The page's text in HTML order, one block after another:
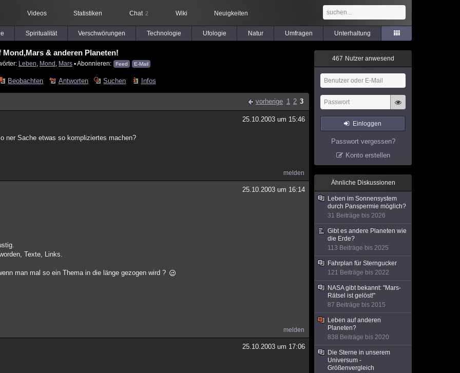
Videos Statistiken Chat 2 Wiki Neuigkeiten
Spiritualität Verschwörungen Technologie Ufologie Natur Umfragen Unterhaltung
Mond,Mars & anderen Planeten!
Leben Mond Mars ▪ Abonnieren: Feed E-Mail
Beobachten Antworten Suchen Infos
vorherige 1 2 3
25.10.2003 um 15:46
ner Sache etwas so kompliziertes machen?
melden
25.10.2003 um 16:14
Texte, Links.
man mal so ein Thema in die länge gezogen wird ?
melden
25.10.2003 um 17:06
467 Nutzer anwesend
Einloggen
Passwort vergessen?
Konto erstellen
Ähnliche Diskussionen
Leben im Sonnensystem
durch Panspermie möglich?
31 Beiträge bis 2026
Gibt es andere Planeten wie
die Erde?
113 Beiträge bis 2025
Fahrplan für Sterngucker
121 Beiträge bis 2022
NASA gibt bekannt: "Mars-
Rätsel ist gelöst!"
87 Beiträge bis 2015
Leben auf anderen
Planeten?
838 Beiträge bis 2020
Die Sterne in unserem
Universum -
Größenvergleich